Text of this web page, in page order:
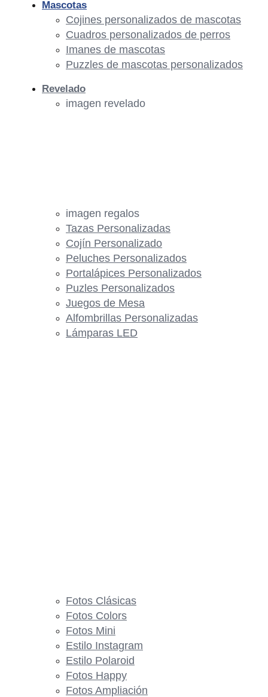
imagen regalos
Tazas Personalizadas
Cojín Personalizado
Peluches Personalizados
Portalápices Personalizados
Puzles Personalizados
Juegos de Mesa
Alfombrillas Personalizadas
Lámparas LED
Mascotas
Cojines personalizados de mascotas
Cuadros personalizados de perros
Imanes de mascotas
Puzzles de mascotas personalizados
Revelado
imagen revelado
Fotos Clásicas
Fotos Colors
Fotos Mini
Estilo Instagram
Estilo Polaroid
Fotos Happy
Fotos Ampliación